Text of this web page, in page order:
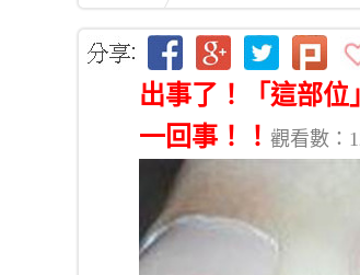
出事了！「這部位
一回事！！ 觀看數：